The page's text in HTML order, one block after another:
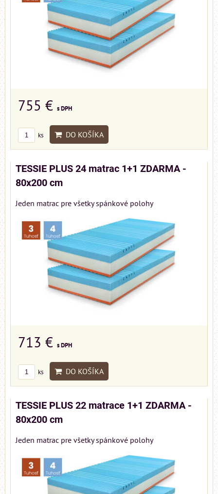
755 € s DPH
ks DO KOŠÍKA
TESSIE PLUS 24 matrac 1+1 ZDARMA -
80x200 cm
Jeden matrac pre všetky spánkové polohy
713 € s DPH
ks DO KOŠÍKA
TESSIE PLUS 22 matrace 1+1 ZDARMA -
80x200 cm
Jeden matrac pre všetky spánkové polohy